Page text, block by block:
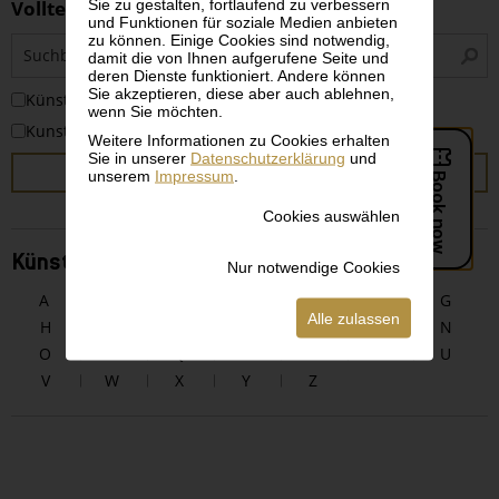
und Funktionen für soziale Medien anbieten
zu können. Einige Cookies sind notwendig,
damit die von Ihnen aufgerufene Seite und
deren Dienste funktioniert. Andere können
Sie akzeptieren, diese aber auch ablehnen,
wenn Sie möchten.
Weitere Informationen zu Cookies erhalten
Sie in unserer Datenschutzerklärung und
unserem Impressum
Cookies auswählen
Nur notwendige Cookies
Alle zulassen
Volltextsuche
KünstlerInnen
Kunstwerke
SUCHEN
KünstlerInnen alphabetisch
A E F
G
H
L M
N
O
U
V
W X Y Z